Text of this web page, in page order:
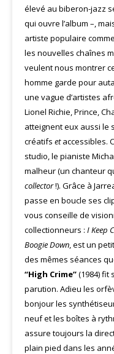
élevé au biberon-jazz
qui ouvre l’album –,
artiste populaire
les nouvelles chaînes
veulent nous montrer
homme garde pour
une vague d’artistes
Lionel Richie, Prince,
atteignent eux aussi le
créatifs etaccessibles.
studio, le pianiste
malheur (un chanteur
collector!). Grâce à
passe en boucle ses
vous conseille de
collectionneurs : I Keep
Boogie Down, est un
des mêmes séances
“High Crime”(1984) fit
parution. Adieu les
bonjour les
neuf et les boîtes à
assure toujours la
plain pied dans les